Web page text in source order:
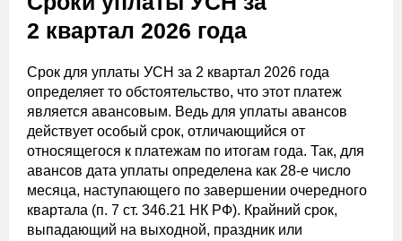
2 квартал 2026 года
Срок для уплаты УСН за 2 квартал 2026 года
определяет то обстоятельство, что этот платеж
является авансовым. Ведь для уплаты авансов
действует особый срок, отличающийся от
относящегося к платежам по итогам года. Так, для
авансов дата уплаты определена как 28-е число
месяца, наступающего по завершении очередного
квартала (п. 7 ст. 346.21 НК РФ). Крайний срок,
выпадающий на выходной, праздник или